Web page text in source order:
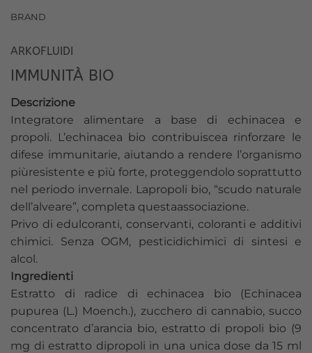
BRAND
ARKOFLUIDI
IMMUNITÀ BIO
Descrizione
Integratore alimentare a base di echinacea e
propoli. L’echinacea bio contribuiscea rinforzare le
difese immunitarie, aiutando a rendere l’organismo
piùresistente e più forte, proteggendolo soprattutto
nel periodo invernale. Lapropoli bio, “scudo naturale
dell’alveare”, completa questaassociazione.
Privo di edulcoranti, conservanti, coloranti e additivi
chimici. Senza OGM, pesticidichimici di sintesi e
alcol.
Ingredienti
Estratto di radice di echinacea bio (Echinacea
pupurea (L.) Moench.), zucchero di cannabio, succo
concentrato d’arancia bio, estratto di propoli bio (9
mg di estratto dipropoli in una unica dose da 15 ml